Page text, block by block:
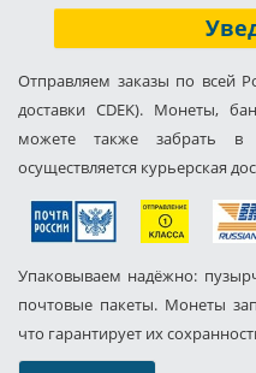
Отправляем заказы по всей
доставки CDEK). Монеты,
можете также забрать
осуществляется курьерская
Упаковываем надёжно:
почтовые пакеты. Монеты
что гарантирует их